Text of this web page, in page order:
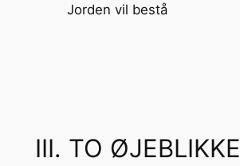
Jorden vil bestå
III. TO ØJEBLIKKE